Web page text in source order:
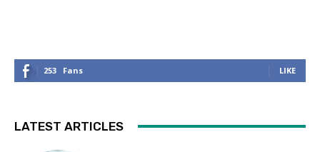
253 Fans LIKE
LATEST ARTICLES